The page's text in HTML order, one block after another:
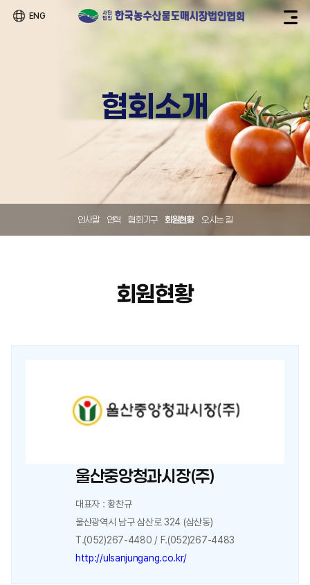
ENG
협회소개
인사말 연혁 협회기구 회원현황 오시는 길
회원현황
울산중앙청과시장(주)
대표자 : 황찬규
울산광역시 남구 삼산로 324 (삼산동)
T.(052)267-4480 / F.(052)267-4483
http://ulsanjungang.co.kr/